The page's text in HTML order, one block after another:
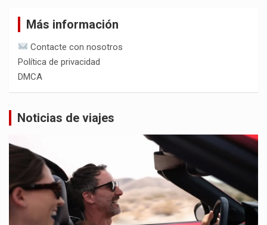
Más información
Contacte con nosotros
Política de privacidad
DMCA
Noticias de viajes